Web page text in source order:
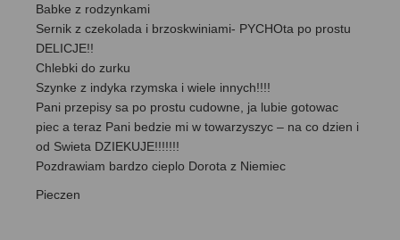
Babke z rodzynkami
Sernik z czekolada i brzoskwiniami- PYCHOta po prostu
DELICJE!!
Chlebki do zurku
Szynke z indyka rzymska i wiele innych!!!!
Pani przepisy sa po prostu cudowne, ja lubie gotowac
piec a teraz Pani bedzie mi w towarzyszyc – na co dzien i
od Swieta DZIEKUJE!!!!!!!
Pozdrawiam bardzo cieplo Dorota z Niemiec
Pieczen